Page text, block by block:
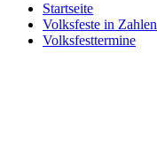
Startseite
Volksfeste in Zahlen
Volksfesttermine